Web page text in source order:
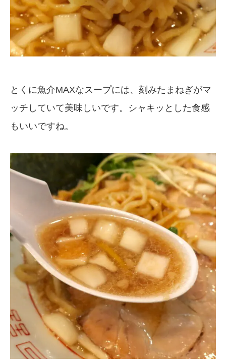
とくに魚介MAXなスープには、刻みたまねぎがマ
ッチしていて美味しいです。シャキッとした食感
もいいですね。